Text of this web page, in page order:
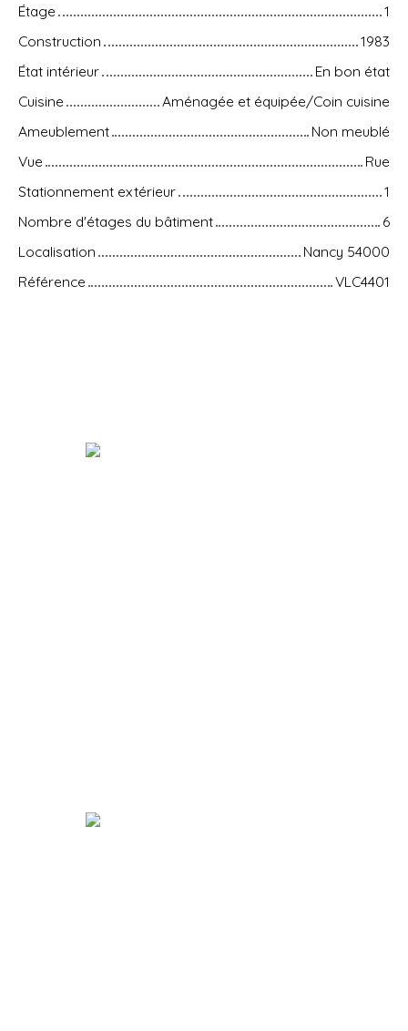
Étage
1
Construction
1983
État intérieur
En bon état
Cuisine
Aménagée et équipée/Coin cuisine
Ameublement
Non meublé
Vue
Rue
Stationnement extérieur
1
Nombre d'étages du bâtiment
6
Localisation
Nancy 54000
Référence
VLC4401